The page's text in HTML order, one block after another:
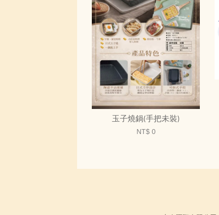
玉子燒鍋(手把未裝)
NT$ 0